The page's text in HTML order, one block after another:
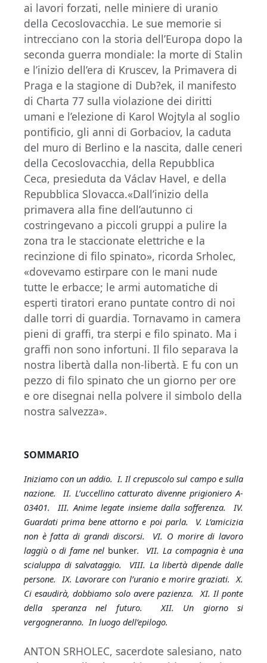
ai lavori forzati, nelle miniere di uranio
della Cecoslovacchia. Le sue memorie si
intrecciano con la storia dell’Europa dopo la
seconda guerra mondiale: la morte di Stalin
e l’inizio dell’era di Kruscev, la Primavera di
Praga e la stagione di Dub?ek, il manifesto
di Charta 77 sulla violazione dei diritti
umani e l’elezione di Karol Wojtyla al soglio
pontificio, gli anni di Gorbaciov, la caduta
del muro di Berlino e la nascita, dalle ceneri
della Cecoslovacchia, della Repubblica
Ceca, presieduta da Václav Havel, e della
Repubblica Slovacca.«Dall’inizio della
primavera alla fine dell’autunno ci
costringevano a piccoli gruppi a pulire la
zona tra le staccionate elettriche e la
recinzione di filo spinato», ricorda Srholec,
«dovevamo estirpare con le mani nude
tutte le erbacce; le armi automatiche di
esperti tiratori erano puntate contro di noi
dalle torri di guardia. Tornavamo in camera
pieni di graffi, tra sterpi e filo spinato. Ma i
graffi non sono infortuni. Il filo separava la
nostra libertà dalla non-libertà. E fu con un
pezzo di filo spinato che un giorno per ore
e ore disegnai nella polvere il simbolo della
nostra salvezza».
SOMMARIO
Iniziamo con un addio. I. Il crepuscolo sul campo e sulla
nazione. II. L’uccellino catturato divenne prigioniero A-
03401. III. Anime legate insieme dalla sofferenza. IV.
Guardati prima bene attorno e poi parla. V. L’amicizia
non è fatta di grandi discorsi. VI. O morire di lavoro
laggiù o di fame nel bunker. VII. La compagnia è una
scialuppa di salvataggio. VIII. La libertà dipende dalle
persone. IX. Lavorare con l’uranio e morire graziati. X.
Ci esaudirà, dobbiamo solo avere pazienza. XI. Il ponte
della speranza nel futuro. XII. Un giorno si
vergogneranno. In luogo dell’epilogo.
ANTON SRHOLEC, sacerdote salesiano, nato